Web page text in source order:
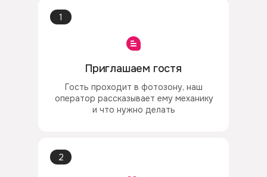
2
Приглашаем гостя
Гость проходит в фотозону, наш
оператор рассказывает ему механику
и что нужно делать
1